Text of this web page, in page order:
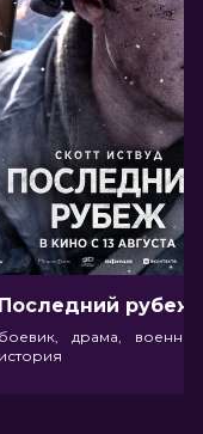
боевик, драма,
история